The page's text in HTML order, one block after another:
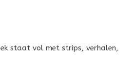
staat vol met strips, verhalen,